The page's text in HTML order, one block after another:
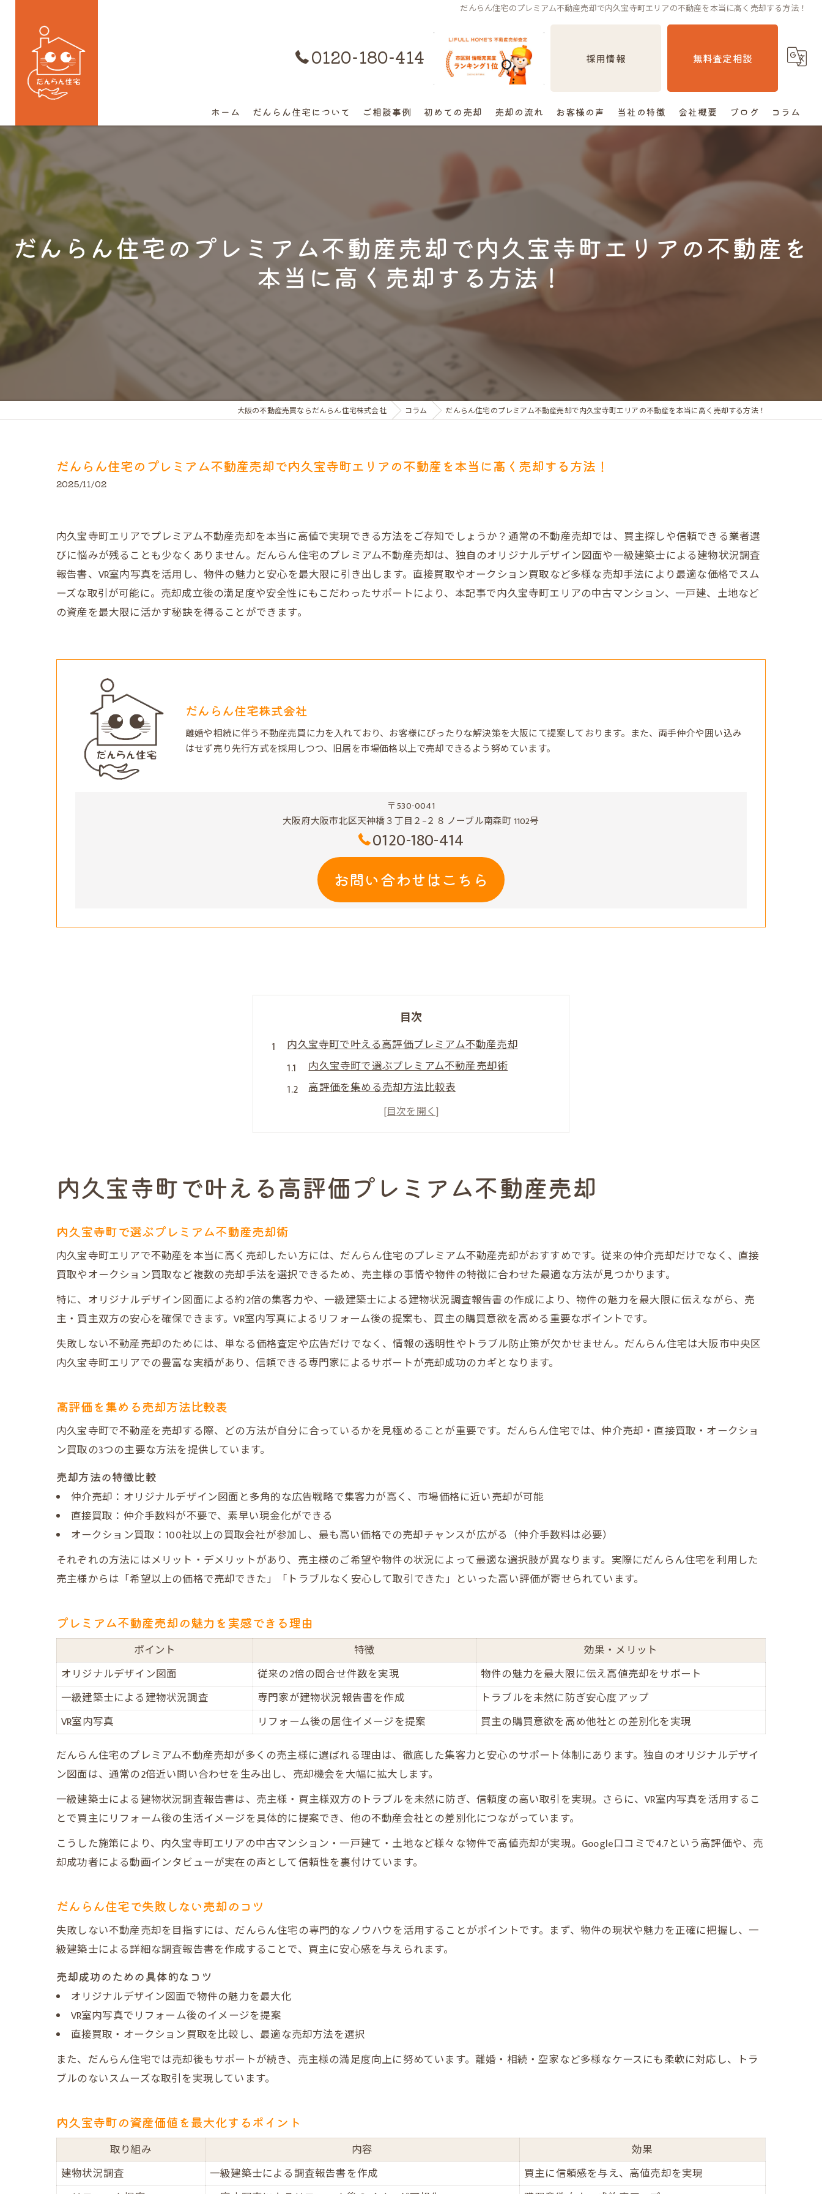
だんらん住宅のプレミアム不動産売却で内久宝寺町エリアの不動産を本当に高く売却する方法！
0120-180-414 購入はコチラ 採用情報 無料査定相談
ホーム だんらん住宅について ご相談事例
離婚不動産の売却相談
高額早期売却の相談
終活売却の相談
空き家の相談
マンショントラブルでの買替え相談
初めての売却 売却の流れ お客様の声 当社の特徴
住み替え
会社概要 ブログ コラム
だんらん住宅のプレミアム不動産売却で内久宝寺町エリアの不動産を
本当に高く売却する方法！
大阪の不動産売買ならだんらん住宅株式会社 コラム だんらん住宅のプレミアム不動産売却で内久宝寺町エリアの不動産を本当に高く売却する方法！
だんらん住宅のプレミアム不動産売却で内久宝寺町エリアの不動産を本当に高く売却する方法！
2025/11/02
内久宝寺町エリアでプレミアム不動産売却を本当に高値で実現できる方法をご存知でしょうか？通常の不動産売却では、買主探しや信頼できる業者選
びに悩みが残ることも少なくありません。だんらん住宅のプレミアム不動産売却は、独自のオリジナルデザイン図面や一級建築士による建物状況調査
報告書、VR室内写真を活用し、物件の魅力と安心を最大限に引き出します。直接買取やオークション買取など多様な売却手法により最適な価格でスム
ーズな取引が可能に。売却成立後の満足度や安全性にもこだわったサポートにより、本記事で内久宝寺町エリアの中古マンション、一戸建、土地など
の資産を最大限に活かす秘訣を得ることができます。
だんらん住宅株式会社
離婚や相続に伴う不動産売買に力を入れており、お客様にぴったりな解決策を大阪にて提案しております。また、両手仲介や囲い込み
はせず売り先行方式を採用しつつ、旧居を市場価格以上で売却できるよう努めています。
〒530-0041
大阪府大阪市北区天神橋３丁目２−２８ ノーブル南森町 1102号
0120-180-414
お問い合わせはこちら
目次
内久宝寺町で叶える高評価プレミアム不動産売却
内久宝寺町で選ぶプレミアム不動産売却術
高評価を集める売却方法比較表
プレミアム不動産売却の魅力を実感できる理由
だんらん住宅で失敗しない売却のコツ
プレミアム不動産売却を選ぶ価値とは何か
プレミアム不動産売却を選ぶべき理由
だんらん住宅が提供する安心サポート
売却専門サービスのメリット総まとめ
内久宝寺町エリアなら売却成功の近道が見つかる理由
内久宝寺町エリアが選ばれる理由
売却成功事例に学ぶプレミアム不動産売却
地域特性を活かした売却戦略一覧
だんらん住宅が実現する高値売却の魅力を解説
一級建築士監修の安心サポート体制
プレミアム不動産売却の集客効果を検証
高評価口コミが示す売却満足度
建物調査報告で安心感を得る売却手法のポイント
建物調査報告で得られる安心とは
建物状況調査が売却価格に与える影響
トラブル回避のための調査活用法
売却時に知っておきたい調査項目一覧
VR写真や独自図面が内久宝寺町の資産価値を際立たせる
VR写真活用で資産価値を高める方法
独自図面とVR写真の効果比較表
買主に響くリフォーム後の提案術
資産価値向上を実現するプレミアム不動産売却
内久宝寺町で人気のプレミアム演出法
内久宝寺町で叶える高評価プレミアム不動産売却
内久宝寺町で選ぶプレミアム不動産売却術
内久宝寺町エリアで不動産を本当に高く売却したい方には、だんらん住宅のプレミアム不動産売却がおすすめです。従来の仲介売却だけでなく、直接
買取やオークション買取など複数の売却手法を選択できるため、売主様の事情や物件の特徴に合わせた最適な方法が見つかります。
特に、オリジナルデザイン図面による約2倍の集客力や、一級建築士による建物状況調査報告書の作成により、物件の魅力を最大限に伝えながら、売
主・買主双方の安心を確保できます。VR室内写真によるリフォーム後の提案も、買主の購買意欲を高める重要なポイントです。
失敗しない不動産売却のためには、単なる価格査定や広告だけでなく、情報の透明性やトラブル防止策が欠かせません。だんらん住宅は大阪市中央区
内久宝寺町エリアでの豊富な実績があり、信頼できる専門家によるサポートが売却成功のカギとなります。
高評価を集める売却方法比較表
内久宝寺町で不動産を売却する際、どの方法が自分に合っているかを見極めることが重要です。だんらん住宅では、仲介売却・直接買取・オークショ
ン買取の3つの主要な方法を提供しています。
売却方法の特徴比較
仲介売却：オリジナルデザイン図面と多角的な広告戦略で集客力が高く、市場価格に近い売却が可能
直接買取：仲介手数料が不要で、素早い現金化ができる
オークション買取：100社以上の買取会社が参加し、最も高い価格での売却チャンスが広がる（仲介手数料は必要）
それぞれの方法にはメリット・デメリットがあり、売主様のご希望や物件の状況によって最適な選択肢が異なります。実際にだんらん住宅を利用した
売主様からは「希望以上の価格で売却できた」「トラブルなく安心して取引できた」といった高い評価が寄せられています。
プレミアム不動産売却の魅力を実感できる理由
ポイント 特徴
効果・メリット
オリジナルデザイン図面
従来の2倍の問合せ件数を実現
物件の魅力を最大限に伝え高値売却をサポート
一級建築士による建物状況調査
専門家が建物状況報告書を作成
トラブルを未然に防ぎ安心度アップ
VR室内写真
リフォーム後の居住イメージを提案
買主の購買意欲を高め他社との差別化を実現
だんらん住宅のプレミアム不動産売却が多くの売主様に選ばれる理由は、徹底した集客力と安心のサポート体制にあります。独自のオリジナルデザイ
ン図面は、通常の2倍近い問い合わせを生み出し、売却機会を大幅に拡大します。
一級建築士による建物状況調査報告書は、売主様・買主様双方のトラブルを未然に防ぎ、信頼度の高い取引を実現。さらに、VR室内写真を活用するこ
とで買主にリフォーム後の生活イメージを具体的に提案でき、他の不動産会社との差別化につながっています。
こうした施策により、内久宝寺町エリアの中古マンション・一戸建て・土地など様々な物件で高値売却が実現。Google口コミで4.7という高評価や、売
却成功者による動画インタビューが実在の声として信頼性を裏付けています。
だんらん住宅で失敗しない売却のコツ
失敗しない不動産売却を目指すには、だんらん住宅の専門的なノウハウを活用することがポイントです。まず、物件の現状や魅力を正確に把握し、一
級建築士による詳細な調査報告書を作成することで、買主に安心感を与えられます。
売却成功のための具体的なコツ
オリジナルデザイン図面で物件の魅力を最大化
VR室内写真でリフォーム後のイメージを提案
直接買取・オークション買取を比較し、最適な売却方法を選択
また、だんらん住宅では売却後もサポートが続き、売主様の満足度向上に努めています。離婚・相続・空家など多様なケースにも柔軟に対応し、トラ
ブルのないスムーズな取引を実現しています。
内久宝寺町の資産価値を最大化するポイント
取り組み 内容
効果
建物状況調査
一級建築士による調査報告書を作成
買主に信頼感を与え、高値売却を実現